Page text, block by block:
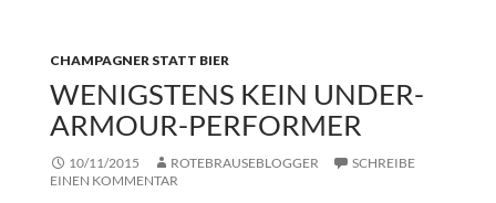
CHAMPAGNER STATT BIER
WENIGSTENS KEIN UNDER-
ARMOUR-PERFORMER
10/11/2015 ROTEBRAUSEBLOGGER
SCHREIBE
EINEN KOMMENTAR